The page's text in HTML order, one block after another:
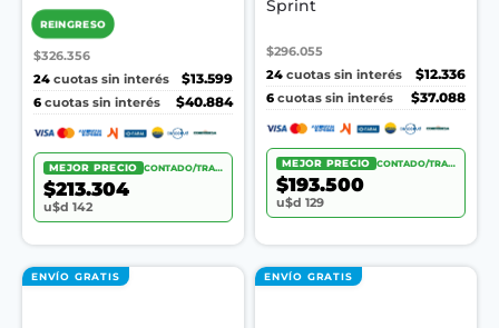
REINGRESO
$326.356
24 cuotas sin interés
$13.599
6 cuotas sin interés $40.884
MEJOR PRECIO CONTADO/TRANSF.
$213.304
u$d 142
Sprint
$296.055
24 cuotas sin interés
$12.336
6 cuotas sin interés $37.088
MEJOR PRECIO CONTADO/TRANSF.
$193.500
u$d 129
ENVÍO GRATIS ENVÍO GRATIS